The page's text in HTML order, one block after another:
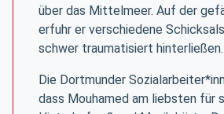
über das Mittelmeer. Auf der
erfuhr er verschiedene
schwer traumatisiert hinterließen.
Die Dortmunder
dass Mouhamed am liebsten für